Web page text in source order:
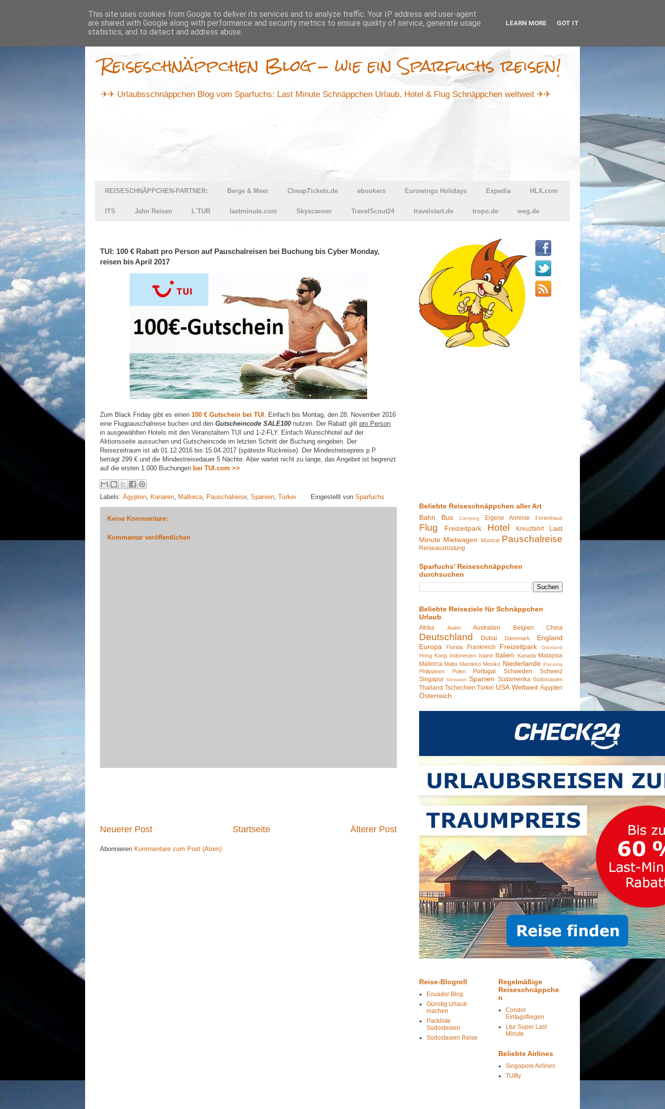
Reiseschnäppchen Blog - wie ein Sparfuchs reisen!
✈✈ Urlaubsschnäppchen Blog vom Sparfuchs: Last Minute Schnäppchen Urlaub, Hotel & Flug Schnäppchen weltweit ✈✈
REISESCHNÄPPCHEN-PARTNER: Berge & Meer CheapTickets.de ebookers Eurowings Holidays Expedia HLX.com
ITS Jahn Reisen L´TUR lastminute.com Skyscanner TravelScout24 travelstart.de tropo.de weg.de
TUI: 100 € Rabatt pro Person auf Pauschalreisen bei Buchung bis Cyber Monday,
reisen bis April 2017
Zum Black Friday gibt es einen 100 € Gutschein bei TUI . Einfach bis Montag, den 28. November 2016
eine Flugpauschalreise buchen und den Gutscheincode SALE100 nutzen. Der Rabatt gilt pro Person
in ausgewählten Hotels mit den Veranstaltern TUI und 1-2-FLY. Einfach Wunschhotel auf der
Aktionsseite aussuchen und Gutscheincode im letzten Schritt der Buchung eingeben. Der
Reisezeitraum ist ab 01.12.2016 bis 15.04.2017 (späteste Rückreise). Der Mindestreisepreis p.P.
beträgt 299 € und die Mindestreisedauer 5 Nächte. Aber wartet nicht zu lange, das Angebot ist begrenzt
auf die ersten 1.000 Buchungen bei TUI.com >>
Labels: Ägypten, Kanaren, Mallorca, Pauschalreise, Spanien, Türkei Eingestellt von Sparfuchs
Keine Kommentare:
Kommentar veröffentlichen
Neuerer Post Älterer Post
Startseite
Abonnieren Kommentare zum Post (Atom)
Beliebte Reiseschnäppchen aller Art
Bahn
Bus Camping Eigene Anreise Ferienhaus
Flug Freizeitpark Hotel Kreuzfahrt
Last
Minute Mietwagen Musical Pauschalreise
Reiseausrüstung
Sparfuchs' Reiseschnäppchen
durchsuchen
Beliebte Reiseziele für Schnäppchen
Urlaub
Afrika Asien Australien Belgien China
Deutschland Dubai Dänemark
England
Europa
Florida Frankreich Freizeitpark Grönland
Hong Kong Indonesien Island Italien Kanada
Malaysia
Mallorca Malta Marokko Mexiko Niederlande Panama
Philippinen Polen Portugal Schweden
Schweiz
Singapur Slowakei Spanien Südamerika Südostasien
Thailand Tschechien Türkei USA Weltweit Ägypten
Österreich
Reise-Blogroll
Ecuador Blog
Günstig Urlaub
machen
Packliste
Südostasien
Südostasien Reise
Regelmäßige
Reiseschnäppche
n
Condor
Eintagsfliegen
Ltur Super Last
Minute
Beliebte Airlines
Singapore Airlines
TUIfly
This site uses cookies from Google to deliver its services and to analyze traffic. Your IP address and user-agent
are shared with Google along with performance and security metrics to ensure quality of service, generate usage
statistics, and to detect and address abuse.
LEARN MORE GOT IT